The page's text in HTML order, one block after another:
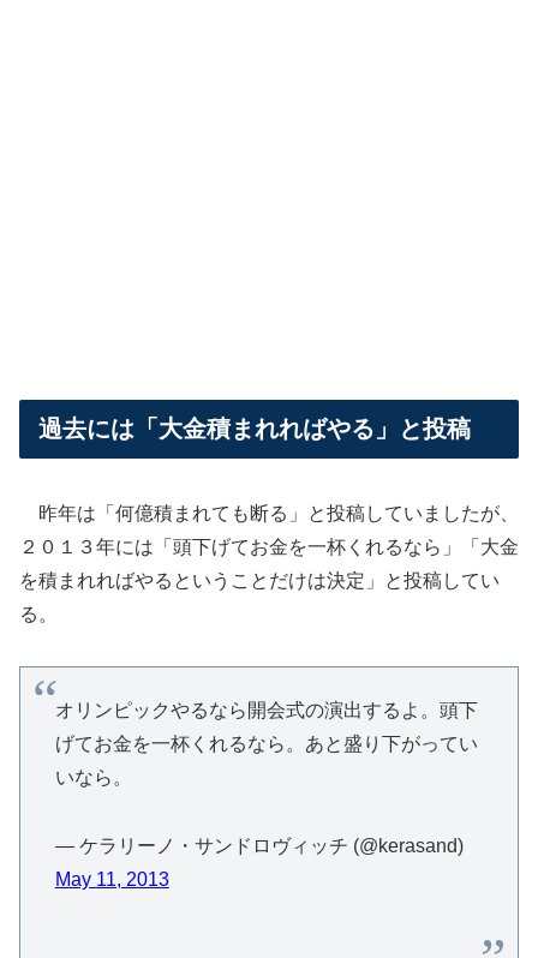
過去には「大金積まれればやる」と投稿
昨年は「何億積まれても断る」と投稿していましたが、
２０１３年には「頭下げてお金を一杯くれるなら」「大金
を積まれればやるということだけは決定」と投稿してい
る。
オリンピックやるなら開会式の演出するよ。頭下
げてお金を一杯くれるなら。あと盛り下がってい
いなら。
— ケラリーノ・サンドロヴィッチ (@kerasand)
May 11, 2013